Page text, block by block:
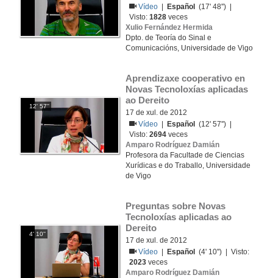
Vídeo
Español
(17' 48'') |
Visto:1828 veces
Xulio Fernández Hermida
Dpto. de Teoría do Sinal e
Comunicacións, Universidade de Vigo
12' 57''
Aprendizaxe cooperativo en
Novas Tecnoloxías aplicadas
ao Dereito
17 de xul. de 2012
Vídeo
Español
(12' 57'') |
Visto:2694 veces
Amparo Rodríguez Damián
Profesora da Facultade de Ciencias
Xurídicas e do Traballo, Universidade
de Vigo
4' 10''
Preguntas sobre Novas
Tecnoloxías aplicadas ao
Dereito
17 de xul. de 2012
Vídeo
Español
(4' 10'') | Visto:
2023 veces
Amparo Rodríguez Damián